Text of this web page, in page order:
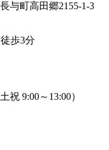
与町高田郷2155-1-3
歩3分
祝 9:00～13:00）